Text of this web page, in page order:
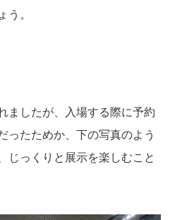
う。
ましたが、入場する際に予約
ったためか、下の写真のよう
じっくりと展示を楽しむこと